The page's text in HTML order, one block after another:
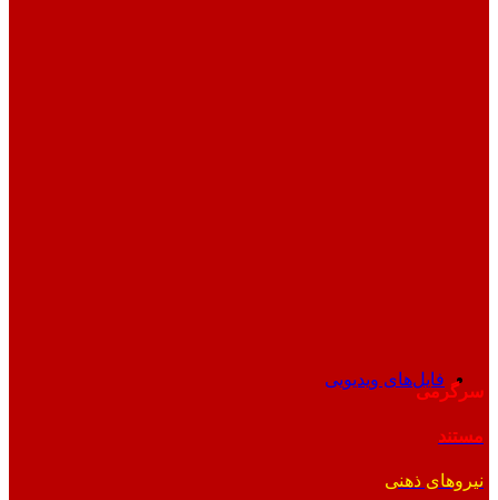
فایل‌های ویدیویی
سرگرمی
مستند
نیروهای ذهنی